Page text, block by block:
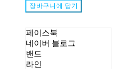
장바구니에 담기
페이스북
네이버 블로그
밴드
라인